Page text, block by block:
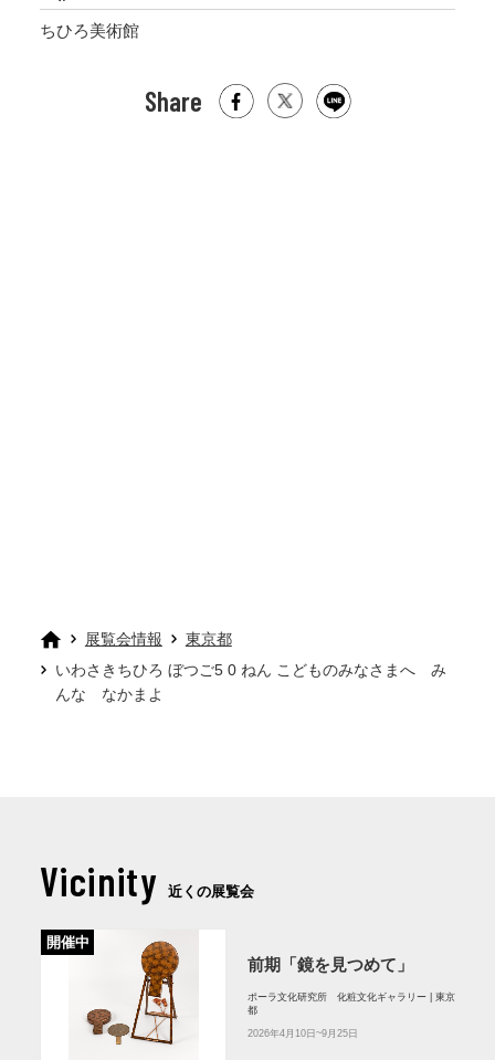
ちひろ美術館
Share
展覧会情報
東京都
いわさきちひろ ぼつご5 0 ねん こどものみなさまへ み
んな なかまよ
Vicinity 近くの展覧会
開催中
前期「鏡を見つめて」
ポーラ文化研究所 化粧文化ギャラリー | 東京
都
2026年4月10日~9月25日